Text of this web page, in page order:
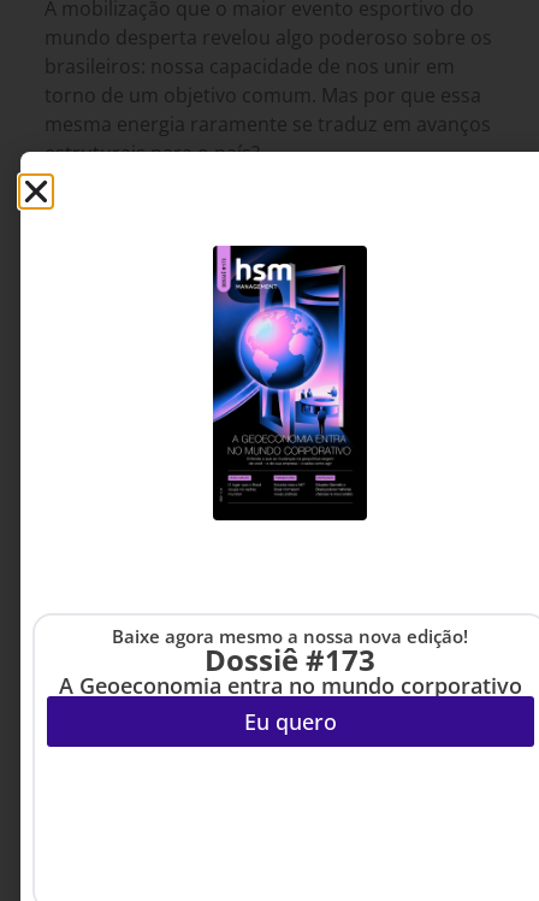
A mobilização que o maior evento esportivo do
mundo desperta revelou algo poderoso sobre os
brasileiros: nossa capacidade de nos unir em
torno de um objetivo comum. Mas por que essa
mesma energia raramente se traduz em avanços
estruturais para o país?
Laura Jane Pereira de
Souza - Administradora de
empresas, consultora e
Baixe agora mesmo a nossa nova edição!
Dossiê #173
A Geoeconomia entra no mundo corporativo
Eu quero